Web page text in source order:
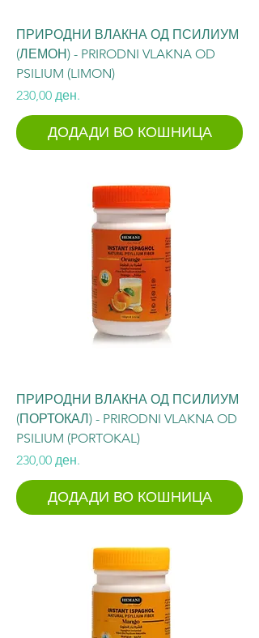
ПРИРОДНИ ВЛАКНА ОД ПСИЛИУМ
(ЛЕМОН) - PRIRODNI VLAKNA OD
PSILIUM (LIMON)
Price
230,00 ден.
ДОДАДИ ВО КОШНИЦА
ПРИРОДНИ ВЛАКНА ОД ПСИЛИУМ
(ПОРТОКАЛ) - PRIRODNI VLAKNA OD
PSILIUM (PORTOKAL)
Price
230,00 ден.
ДОДАДИ ВО КОШНИЦА